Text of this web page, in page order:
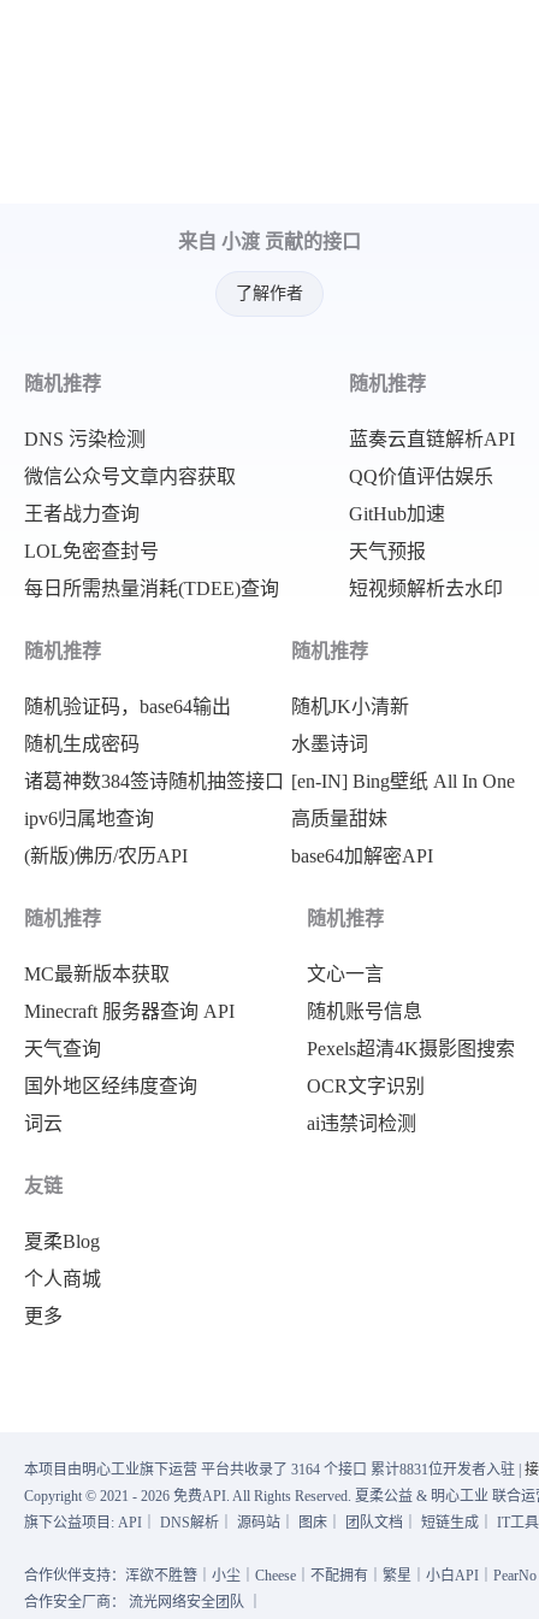
来自 小渡 贡献的接口
了解作者
随机推荐
DNS 污染检测
微信公众号文章内容获取
王者战力查询
LOL免密查封号
每日所需热量消耗(TDEE)查询
随机推荐
蓝奏云直链解析API
QQ价值评估娱乐
GitHub加速
天气预报
短视频解析去水印
随机推荐
随机验证码，base64输出
随机生成密码
诸葛神数384签诗随机抽签接口
ipv6归属地查询
(新版)佛历/农历API
随机推荐
随机JK小清新
水墨诗词
[en-IN] Bing壁纸 All In One
高质量甜妹
base64加解密API
随机推荐
MC最新版本获取
Minecraft 服务器查询 API
天气查询
国外地区经纬度查询
词云
随机推荐
文心一言
随机账号信息
Pexels超清4K摄影图搜索
OCR文字识别
ai违禁词检测
友链
夏柔Blog
个人商城
更多
本项目由明心工业旗下运营 平台共收录了 3164 个接口 累计8831位开发者入驻 |
Copyright © 2021 - 2026 免费API. All Rights Reserved. 夏柔公益 & 明心工业 联合
旗下公益项目: API DNS解析 源码站 图床 团队文档 短链生成 IT工
合作伙伴支持：浑欲不胜簪｜小尘｜Cheese｜不配拥有｜繁星｜小白API｜
合作安全厂商： 流光网络安全团队